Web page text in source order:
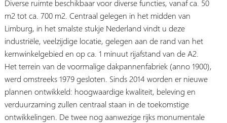
Diverse ruimte beschikbaar voor diverse functies, vanaf ca. 50
m2 tot ca. 700 m2. Centraal gelegen in het midden van
Limburg, in het smalste stukje Nederland vindt u deze
industriële, veelzijdige locatie, gelegen aan de rand van het
kernwinkelgebied en op ca. 1 minuut rijafstand van de A2.
Het terrein van de voormalige dakpannenfabriek (anno 1900),
werd omstreeks 1979 gesloten. Sinds 2014 worden er nieuwe
plannen ontwikkeld: hoogwaardige kwaliteit, beleving en
verduurzaming zullen centraal staan in de toekomstige
ontwikkelingen. De twee nog aanwezige rijks monumentale